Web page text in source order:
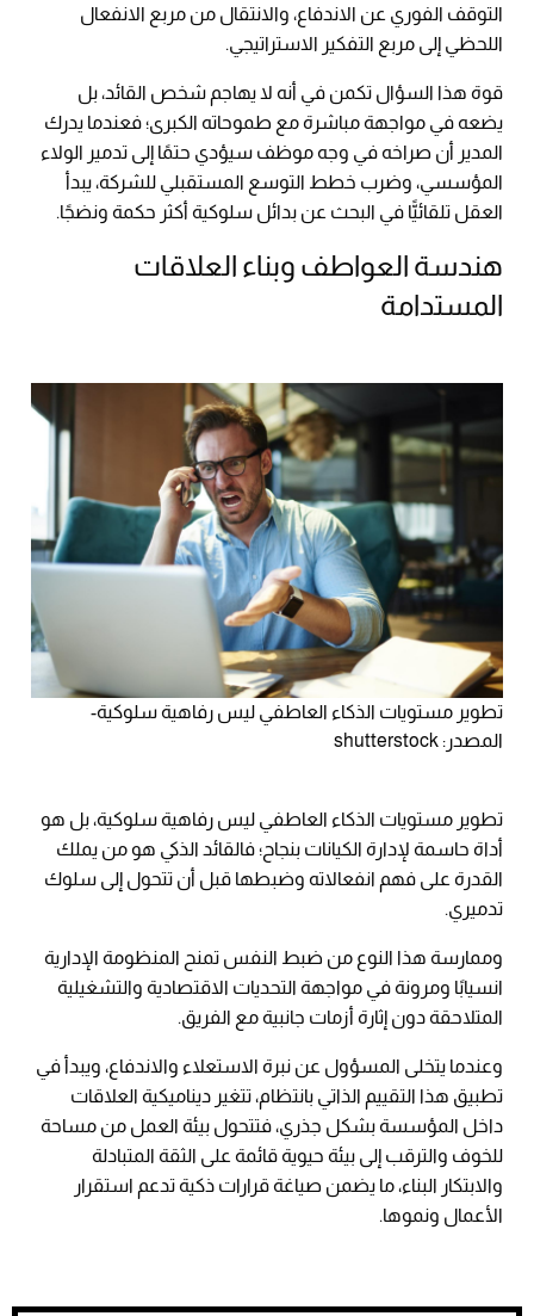
التوقف الفوري عن الاندفاع، والانتقال من مربع الانفعال
اللحظي إلى مربع التفكير الاستراتيجي.
قوة هذا السؤال تكمن في أنه لا يهاجم شخص القائد، بل
يضعه في مواجهة مباشرة مع طموحاته الكبرى؛ فعندما يدرك
المدير أن صراخه في وجه موظف سيؤدي حتمًا إلى تدمير الولاء
المؤسسي، وضرب خطط التوسع المستقبلي للشركة، يبدأ
العقل تلقائيًّا في البحث عن بدائل سلوكية أكثر حكمة ونضجًا.
هندسة العواطف وبناء العلاقات
المستدامة
تطوير مستويات الذكاء العاطفي ليس رفاهية سلوكية-
المصدر: shutterstock
تطوير مستويات الذكاء العاطفي ليس رفاهية سلوكية، بل هو
أداة حاسمة لإدارة الكيانات بنجاح؛ فالقائد الذكي هو من يملك
القدرة على فهم انفعالاته وضبطها قبل أن تتحول إلى سلوك
تدميري.
وممارسة هذا النوع من ضبط النفس تمنح المنظومة الإدارية
انسيابًا ومرونة في مواجهة التحديات الاقتصادية والتشغيلية
المتلاحقة دون إثارة أزمات جانبية مع الفريق.
وعندما يتخلى المسؤول عن نبرة الاستعلاء والاندفاع، ويبدأ في
تطبيق هذا التقييم الذاتي بانتظام، تتغير ديناميكية العلاقات
داخل المؤسسة بشكل جذري، فتتحول بيئة العمل من مساحة
للخوف والترقب إلى بيئة حيوية قائمة على الثقة المتبادلة
والابتكار البناء، ما يضمن صياغة قرارات ذكية تدعم استقرار
الأعمال ونموها.